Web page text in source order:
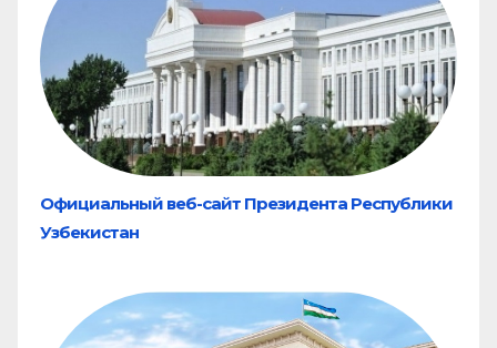
Официальный веб-сайт Президента Республики
Узбекистан